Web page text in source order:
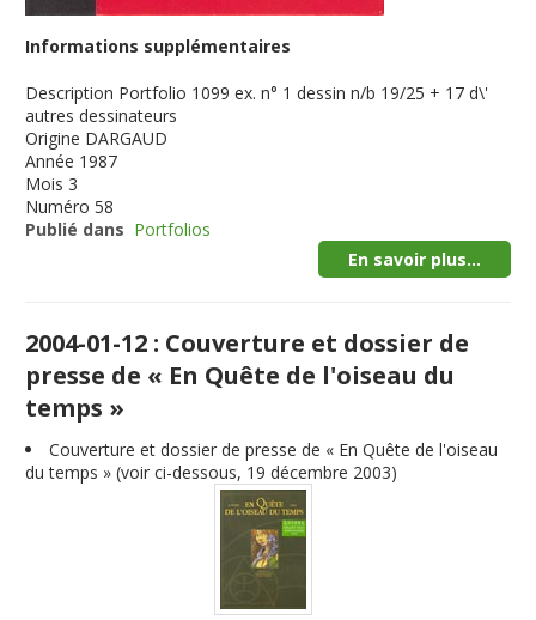
Informations supplémentaires
Description Portfolio 1099 ex. n° 1 dessin n/b 19/25 + 17 d\'
autres dessinateurs
Origine DARGAUD
Année 1987
Mois 3
Numéro 58
Publié dans Portfolios
En savoir plus...
2004-01-12 : Couverture et dossier de
presse de « En Quête de l'oiseau du
temps »
Couverture et dossier de presse de « En Quête de l'oiseau
du temps » (voir ci-dessous, 19 décembre 2003)